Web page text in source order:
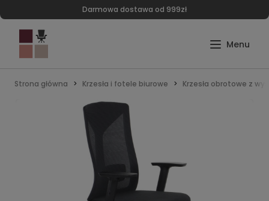
Darmowa dostawa od 999zł
Strona główna Krzesła i fotele biurowe Krzesła obrotowe z